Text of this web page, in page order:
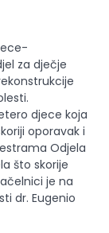
za dječje
djece koja
oporavak i
Odjela
što skorije
je na
dr. Eugenio